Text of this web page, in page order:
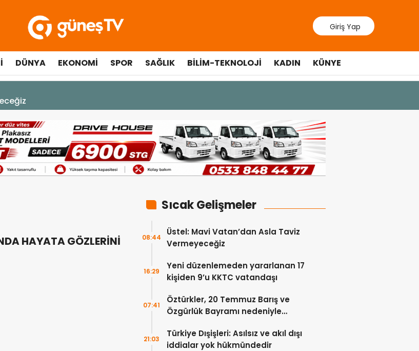
Giriş Yap
DÜNYA EKONOMI SPOR SAĞLIK BILIM-TEKNOLOJI KADIN KÜNYE
HAYATA GÖZLERİNİ
Sıcak Gelişmeler
Üstel: Mavi Vatan’dan Asla Taviz
Vermeyeceğiz
08:44
Yeni düzenlemeden yararlanan 17
kişiden 9’u KKTC vatandaşı
16:29
Öztürkler, 20 Temmuz Barış ve
Özgürlük Bayramı nedeniyle
07:41
Türkiye Dışişleri: Asılsız ve akıl dışı
iddialar yok hükmündedir
21:03